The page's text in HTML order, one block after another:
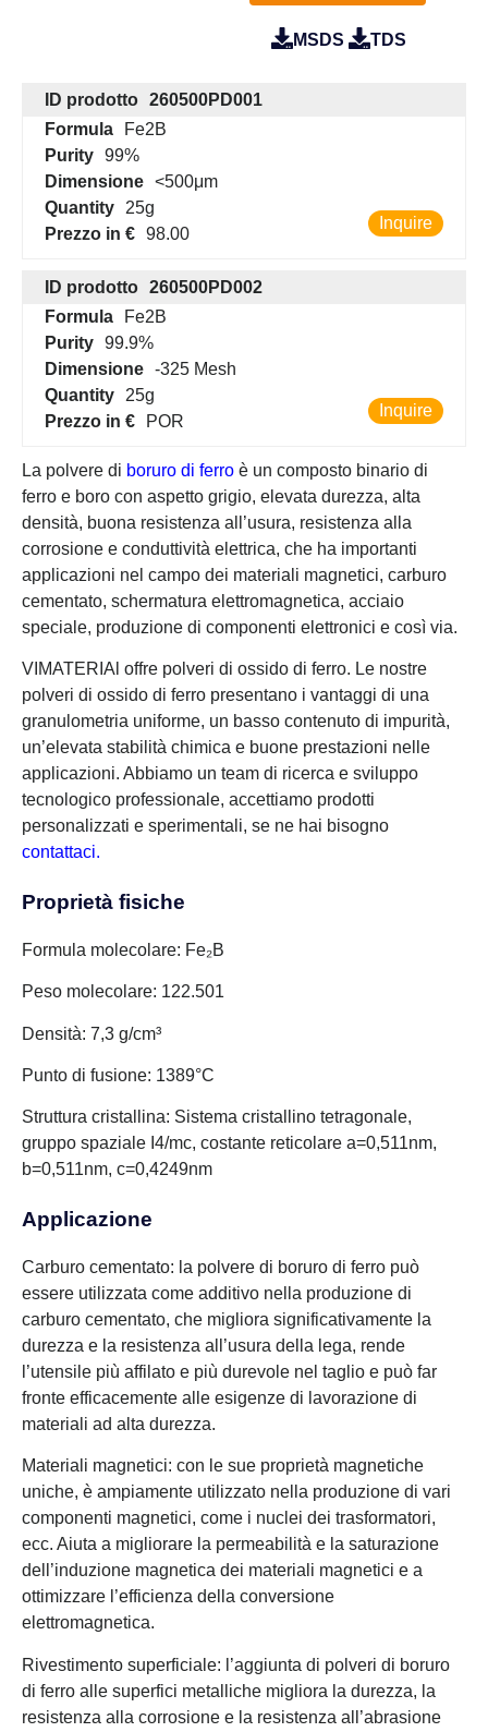
MSDS TDS
ID prodotto 260500PD001
Formula
Fe2B
Purity 99%
Dimensione <500μm
Quantity
25g
Prezzo in € 98.00
Inquire
ID prodotto 260500PD002
Formula
Fe2B
Purity 99.9%
Dimensione -325 Mesh
Quantity
25g
Prezzo in €
POR
Inquire
La polvere di boruro di ferro è un composto binario di
ferro e boro con aspetto grigio, elevata durezza, alta
densità, buona resistenza all’usura, resistenza alla
corrosione e conduttività elettrica, che ha importanti
applicazioni nel campo dei materiali magnetici, carburo
cementato, schermatura elettromagnetica, acciaio
speciale, produzione di componenti elettronici e così via.
VIMATERIAl offre polveri di ossido di ferro. Le nostre
polveri di ossido di ferro presentano i vantaggi di una
granulometria uniforme, un basso contenuto di impurità,
un’elevata stabilità chimica e buone prestazioni nelle
applicazioni. Abbiamo un team di ricerca e sviluppo
tecnologico professionale, accettiamo prodotti
personalizzati e sperimentali, se ne hai bisogno
contattaci.
Proprietà fisiche
Formula molecolare: Fe₂B
Peso molecolare: 122.501
Densità: 7,3 g/cm³
Punto di fusione: 1389°C
Struttura cristallina: Sistema cristallino tetragonale,
gruppo spaziale I4/mc, costante reticolare a=0,511nm,
b=0,511nm, c=0,4249nm
Applicazione
Carburo cementato: la polvere di boruro di ferro può
essere utilizzata come additivo nella produzione di
carburo cementato, che migliora significativamente la
durezza e la resistenza all’usura della lega, rende
l’utensile più affilato e più durevole nel taglio e può far
fronte efficacemente alle esigenze di lavorazione di
materiali ad alta durezza.
Materiali magnetici: con le sue proprietà magnetiche
uniche, è ampiamente utilizzato nella produzione di vari
componenti magnetici, come i nuclei dei trasformatori,
ecc. Aiuta a migliorare la permeabilità e la saturazione
dell’induzione magnetica dei materiali magnetici e a
ottimizzare l’efficienza della conversione
elettromagnetica.
Rivestimento superficiale: l’aggiunta di polveri di boruro
di ferro alle superfici metalliche migliora la durezza, la
resistenza alla corrosione e la resistenza all’abrasione